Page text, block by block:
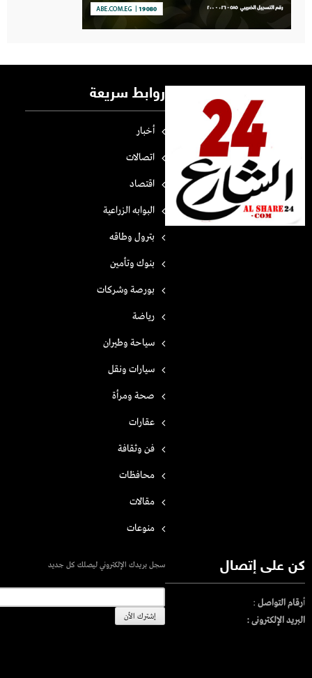
روابط سريعة
أخبار
اتصالات
اقتصاد
البوابه الزراعية
بترول وطاقه
بنوك وتأمين
بورصة وشركات
رياضة
سياحة وطيران
سيارات ونقل
صحة ومرأة
عقارات
فن وثقافة
محافظات
مقالات
منوعات
كن على إتصال
أرقام التواصل :
البريد الإلكترونى :
سجل بريدك الإلكتروني ليصلك كل جديد